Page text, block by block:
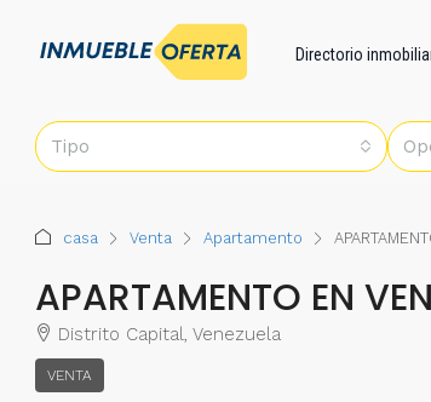
Directorio
Tipo
casa Venta Apartamento
APARTAMENTO EN
Distrito Capital, Venezuela
VENTA